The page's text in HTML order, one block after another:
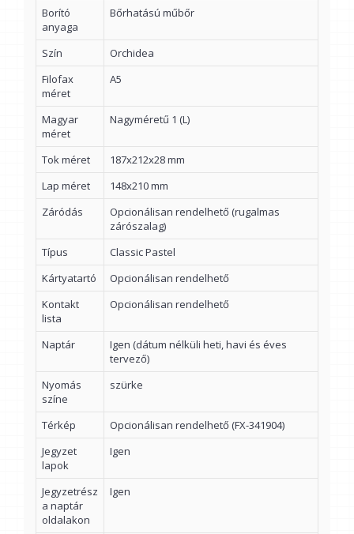
Borító
anyaga
Bőrhatású műbőr
Szín
Orchidea
Filofax
méret
A5
Magyar
méret
Nagyméretű 1 (L)
Tok méret
187x212x28 mm
Lap méret
148x210 mm
Záródás
Opcionálisan rendelhető (rugalmas
zárószalag)
Típus
Classic Pastel
Kártyatartó
Opcionálisan rendelhető
Kontakt
lista
Opcionálisan rendelhető
Naptár
Igen (dátum nélküli heti, havi és éves
tervező)
Nyomás
színe
szürke
Térkép
Opcionálisan rendelhető (FX-341904)
Jegyzet
lapok
Igen
Jegyzetrész
a naptár
oldalakon
Igen